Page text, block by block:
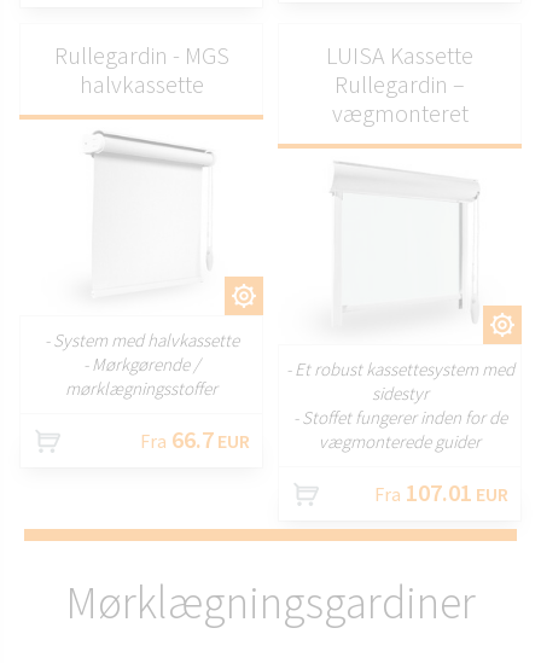
Rullegardin - MGS
halvkassette
- System med halvkassette
- Mørkgørende /
mørklægningsstoffer
Fra 66.7 EUR
LUISA Kassette
Rullegardin –
vægmonteret
- Et robust kassettesystem med
sidestyr
- Stoffet fungerer inden for de
vægmonterede guider
Fra 107.01 EUR
Mørklægningsgardiner